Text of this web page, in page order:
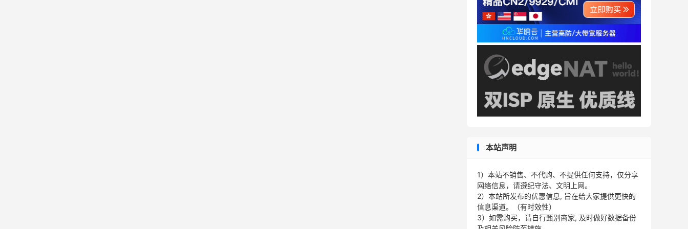
本站声明
1）本站不销售、不代购、不提供任何支持，仅分享
网络信息，请遵纪守法、文明上网。
2）本站所发布的优惠信息, 旨在给大家提供更快的
信息渠道。（有时效性）
3）如需购买，请自行甄别商家, 及时做好数据备份